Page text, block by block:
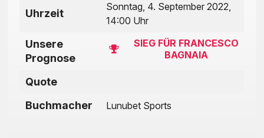
Uhrzeit
Sonntag, 4. September 2022,
14:00 Uhr
Unsere
Prognose
SIEG FÜR FRANCESCO
BAGNAIA
Quote
Buchmacher
Lunubet Sports